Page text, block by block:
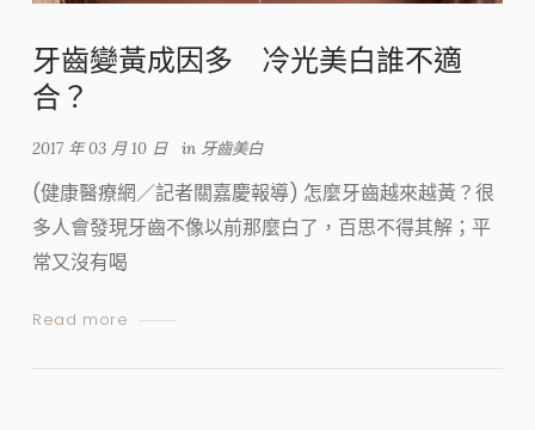
牙齒變黃成因多 冷光美白誰不適
合？
2017 年 03 月 10 日 in 牙齒美白
(健康醫療網／記者關嘉慶報導) 怎麼牙齒越來越黃？很
多人會發現牙齒不像以前那麼白了，百思不得其解；平
常又沒有喝
Read more